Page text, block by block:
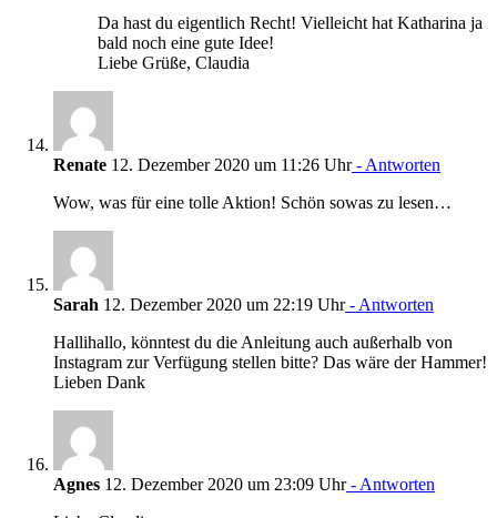
Da hast du eigentlich Recht! Vielleicht hat Katharina ja
bald noch eine gute Idee!
Liebe Grüße, Claudia
Renate 12. Dezember 2020 um 11:26 Uhr- Antworten
Wow, was für eine tolle Aktion! Schön sowas zu lesen…
Sarah 12. Dezember 2020 um 22:19 Uhr- Antworten
Hallihallo, könntest du die Anleitung auch außerhalb von
Instagram zur Verfügung stellen bitte? Das wäre der Hammer!
Lieben Dank
Agnes 12. Dezember 2020 um 23:09 Uhr- Antworten